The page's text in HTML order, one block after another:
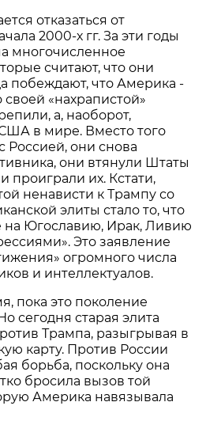
отказаться от
2000-х гг. За эти годы
многочисленное
считают, что они
побеждают, что Америка -
«нахрапистой»
а, наоборот,
в мире. Вместо того
Россией, они снова
они втянули Штаты
проиграли их. Кстати,
ненависти к Трампу со
элиты стало то, что
на Югославию, Ирак, Ливию
Это заявление
огромного числа
и интеллектуалов.
пока это поколение
сегодня старая элита
Трампа, разыгрывая в
карту. Против России
борьба, поскольку она
бросила вызов той
Америка навязывала